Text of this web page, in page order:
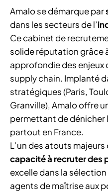
Amalo se démarque par
dans les secteurs de l’
Ce cabinet de
solide réputation grâce
approfondie des enjeux
supply chain. Implanté
stratégiques (Paris,
Granville), Amalo offre
permettant de dénicher
partout en France.
L’un des atouts majeurs
capacité à recruter des
excelle dans la
agents de maîtrise aux